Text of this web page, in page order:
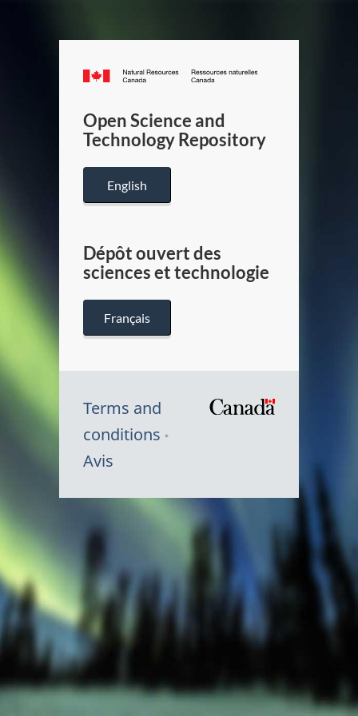
Canada.ca
/
Canada
Open Science and
Technology Repository
English
Dépôt ouvert des
sciences et technologie
Français
Terms and
conditions
Avis
Canada